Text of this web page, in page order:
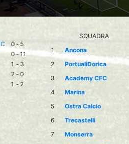
0 - 5
0-11
1 - 3
2 - 0
1 - 2
SQUADRA
1
Ancona
2
PortualiDorica
3
Academy CFC
4
Marina
5
Ostra Calcio
6
Trecastelli
7
Monserra